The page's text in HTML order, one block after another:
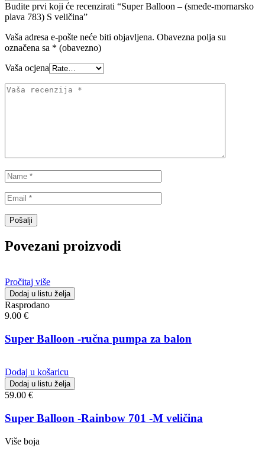
Budite prvi koji će recenzirati “Super Balloon – (smeđe-mornarsko
plava 783) S veličina”
Vaša adresa e-pošte neće biti objavljena. Obavezna polja su
označena sa * (obavezno)
Vaša ocjena
Povezani proizvodi
Pročitaj više
Dodaj u listu želja
Rasprodano
9.00 €
Super Balloon -ručna pumpa za balon
Dodaj u košaricu
Dodaj u listu želja
59.00 €
Super Balloon -Rainbow 701 -M veličina
Više boja